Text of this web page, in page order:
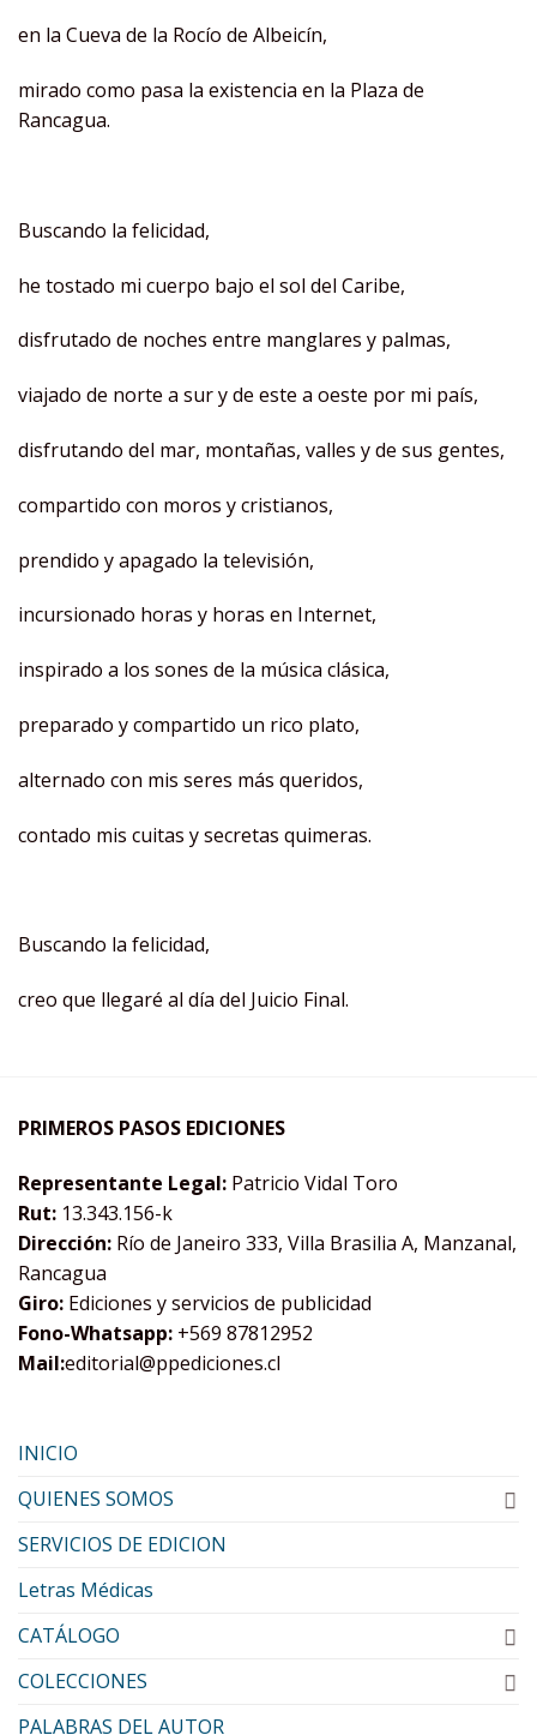
en la Cueva de la Rocío de Albeicín,
mirado como pasa la existencia en la Plaza de
Rancagua.
Buscando la felicidad,
he tostado mi cuerpo bajo el sol del Caribe,
disfrutado de noches entre manglares y palmas,
viajado de norte a sur y de este a oeste por mi país,
disfrutando del mar, montañas, valles y de sus gentes,
compartido con moros y cristianos,
prendido y apagado la televisión,
incursionado horas y horas en Internet,
inspirado a los sones de la música clásica,
preparado y compartido un rico plato,
alternado con mis seres más queridos,
contado mis cuitas y secretas quimeras.
Buscando la felicidad,
creo que llegaré al día del Juicio Final.
PRIMEROS PASOS EDICIONES
Representante Legal: Patricio Vidal Toro
Rut: 13.343.156-k
Dirección: Río de Janeiro 333, Villa Brasilia A, Manzanal,
Rancagua
Giro: Ediciones y servicios de publicidad
Fono-Whatsapp: +569 87812952
Mail:editorial@ppediciones.cl
INICIO
QUIENES SOMOS
SERVICIOS DE EDICION
Letras Médicas
CATÁLOGO
COLECCIONES
PALABRAS DEL AUTOR